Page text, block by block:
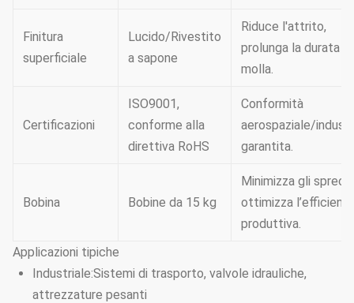
Finitura
superficiale
Lucido/Rivestito
a sapone
Riduce l'attrito,
prolunga la durata
molla.
Certificazioni
ISO9001,
conforme alla
direttiva RoHS
Conformità
aerospaziale/
garantita.
Bobina Bobine da 15 kg
Minimizza gli
ottimizza
produttiva.
Applicazioni tipiche
Industriale:Sistemi di trasporto, valvole idrauliche,
attrezzature pesanti